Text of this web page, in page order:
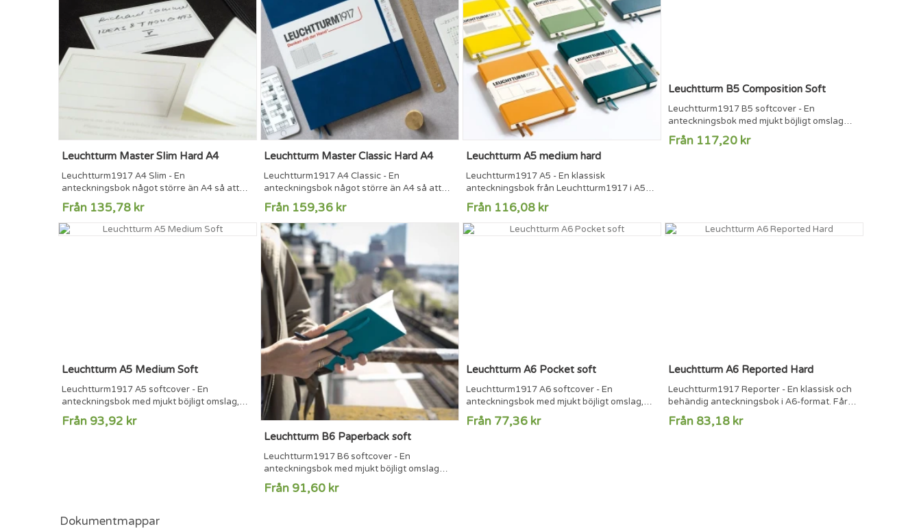
Leuchtturm Master Slim Hard A4
Leuchtturm1917 A4 Slim - En
anteckningsbok något större än A4 så att
lösa A4-ark får plats mellan sidorna utan att
sticka ut. Anteckningsboken har 121 och
sidor med syrafritt 100 g/m2 papper, som
inte blöder igenom bläck. A4 Slim är 33 %
Från 135,78 kr
Leuchtturm Master Classic Hard A4
Leuchtturm1917 A4 Classic - En
anteckningsbok något större än A4 så att
lösa A4-ark får plats mellan sidorna utan att
sticka ut. Anteckningsboken har 233
numrerade sidor med syrafritt 100 g/m2
papper, som inte blöder igenom.233
numrerade sidor8 perforerade och
löstagbara sidorFicka för A4-arkSida för
innehållsförteckningMärkbandSnodd som
håller ihop...
Från 159,36 kr
Leuchtturm A5 medium hard
Leuchtturm1917 A5 - En klassisk
anteckningsbok från Leuchtturm1917 i A5
format med hårt omslag och 251 numrerade
sidor. Välj bland ett stort utbud av färger.251
numrerade sidor8 perforerade och
löstagbara sidorInnerfickaSida för
Från 116,08 kr
Leuchtturm B5 Composition Soft
Leuchtturm1917 B5 softcover - En
anteckningsbok med mjukt böjligt omslag
och 123 numrerade sidor. Formatet B5 är
samma format som många surfplattor.123
och...
Från 117,20 kr
Leuchtturm A5 Medium Soft
Leuchtturm1917 A5 softcover - En
anteckningsbok med mjukt böjligt omslag,
123 numrerade sidor i A5-format.123
numrerade sidor8 perforerade och
Från 93,92 kr
Leuchtturm B6 Paperback soft
Leuchtturm1917 B6 softcover - En
anteckningsbok med mjukt böjligt omslag
och 123 numrerade sidor i det behändiga
formatet B6.123 numrerade sidor8
Från 91,60 kr
Leuchtturm A6 Pocket soft
Leuchtturm1917 A6 softcover - En
anteckningsbok med mjukt böjligt omslag,
123 numrerade sidor i behändigt A6-
format.123 numrerade sidor8 perforerade
Från 77,36 kr
Leuchtturm A6 Reported Hard
Leuchtturm1917 Reporter - En klassisk och
behändig anteckningsbok i A6-format. Får
lätt plats i fickan och perfekt för
anteckningar i farten.94 numrerade sidor,
Från 83,18 kr
Dokumentmappar